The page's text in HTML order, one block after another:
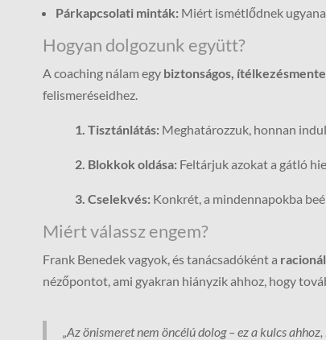
Párkapcsolati minták: Miért ismétlődnek
Hogyan dolgozunk együtt?
A coaching nálam egy biztonságos,
felismeréseidhez.
1. Tisztánlátás: Meghatározzuk, honnan
2. Blokkok oldása: Feltárjuk azokat a gátló
3. Cselekvés: Konkrét, a mindennapokba
Miért válassz engem?
Frank Benedek vagyok, és tanácsadóként a
nézőpontot, ami gyakran hiányzik ahhoz, hogy
„Az önismeret nem öncélú dolog – ez a kulcs